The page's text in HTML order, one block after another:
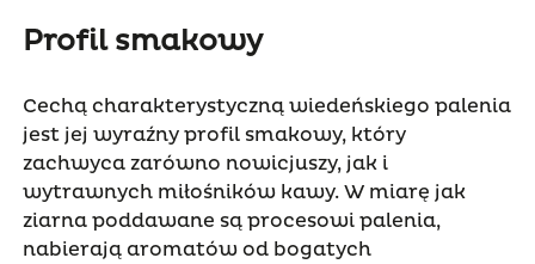
Profil smakowy
Cechą charakterystyczną wiedeńskiego palenia
jest jej wyraźny profil smakowy, który
zachwyca zarówno nowicjuszy, jak i
wytrawnych miłośników kawy. W miarę jak
ziarna poddawane są procesowi palenia,
nabierają aromatów od bogatych